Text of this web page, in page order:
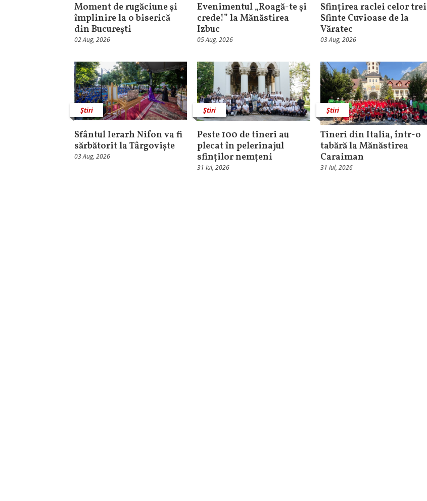
Moment de rugăciune şi
împlinire la o biserică
din Bucureşti
02 Aug, 2026
Evenimentul „Roagă-te și
crede!” la Mănăstirea
Izbuc
05 Aug, 2026
Sfințirea raclei celor trei
Sfinte Cuvioase de la
Văratec
03 Aug, 2026
Știri
Sfântul Ierarh Nifon va fi
sărbătorit la Târgoviște
03 Aug, 2026
Știri
Peste 100 de tineri au
plecat în pelerinajul
sfinților nemțeni
31 Iul, 2026
Știri
Tineri din Italia, într-o
tabără la Mănăstirea
Caraiman
31 Iul, 2026